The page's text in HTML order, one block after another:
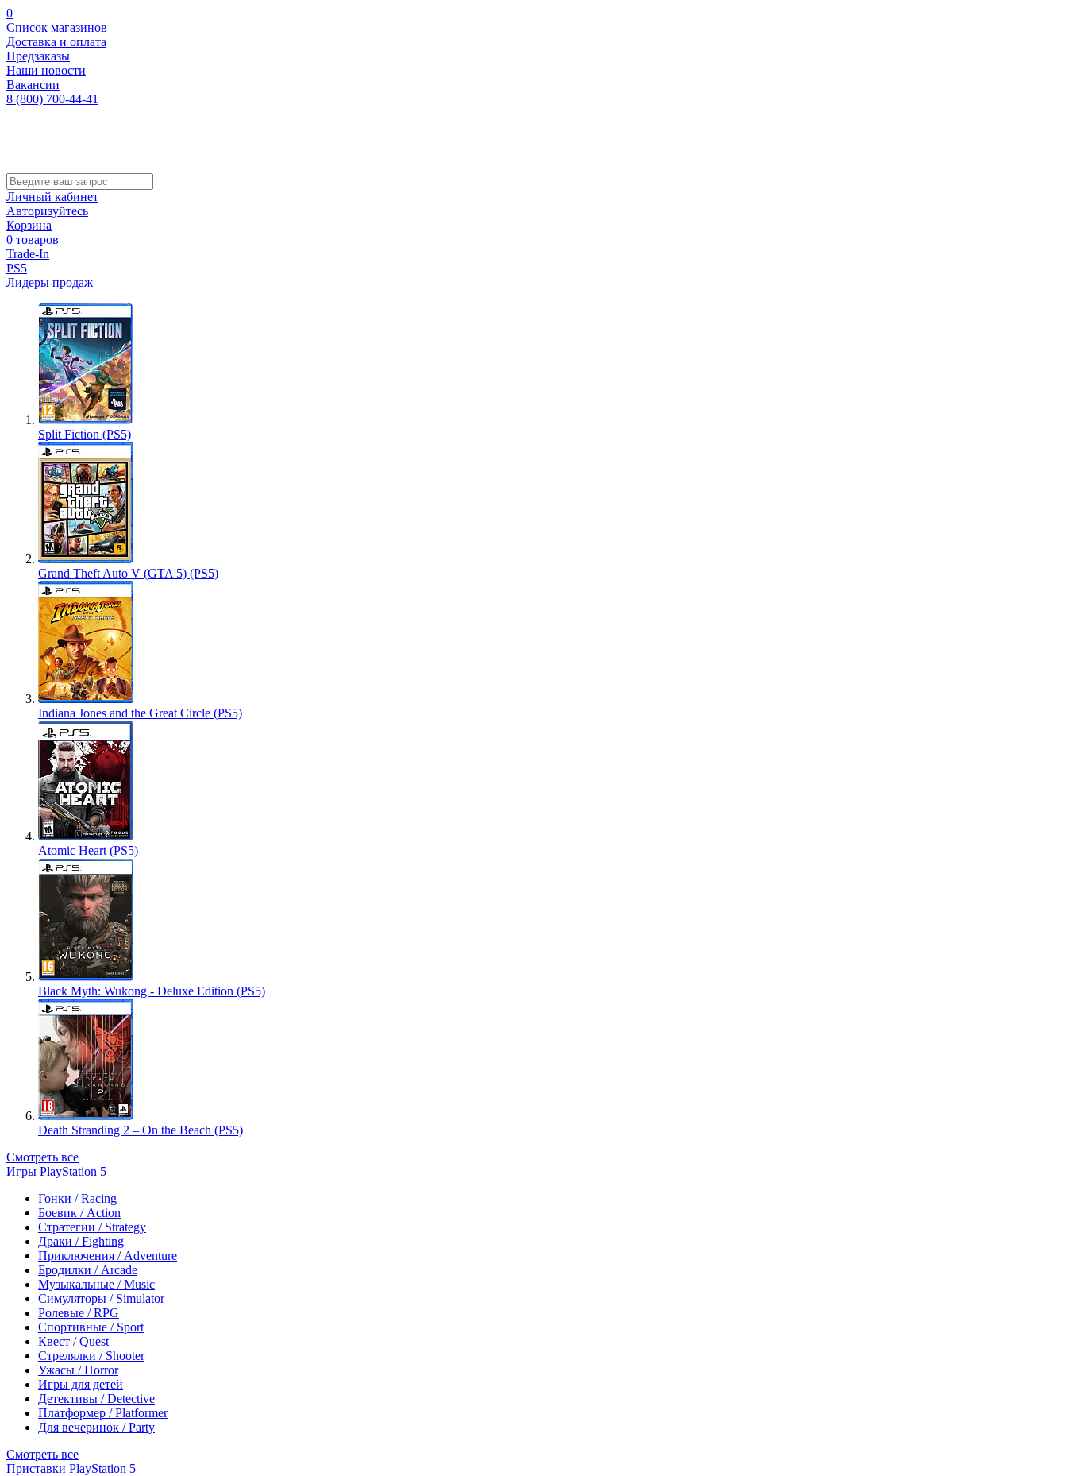
0
Список магазинов
Доставка и оплата
Предзаказы
Наши новости
Вакансии
8 (800) 700-44-41
Личный кабинет
Авторизуйтесь
Корзина
0 товаров
Trade-In
PS5
Лидеры продаж
Split Fiction (PS5)
Grand Theft Auto V (GTA 5) (PS5)
Indiana Jones and the Great Circle (PS5)
Atomic Heart (PS5)
Black Myth: Wukong - Deluxe Edition (PS5)
Death Stranding 2 – On the Beach (PS5)
Смотреть все
Игры PlayStation 5
Гонки / Racing
Боевик / Action
Стратегии / Strategy
Драки / Fighting
Приключения / Adventure
Бродилки / Arcade
Музыкальные / Music
Симуляторы / Simulator
Ролевые / RPG
Спортивные / Sport
Квест / Quest
Стрелялки / Shooter
Ужасы / Horror
Игры для детей
Детективы / Detective
Платформер / Platformer
Для вечеринок / Party
Смотреть все
Приставки PlayStation 5